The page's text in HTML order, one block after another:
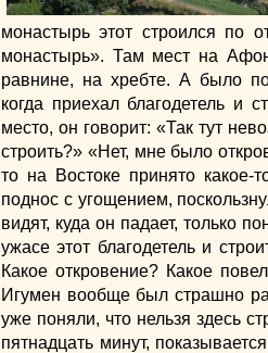
монастырь этот строился по
монастырь». Там мест на
равнине, на хребте. А было
когда приехал благодетель и
место, он говорит: «Так тут
строить?» «Нет, мне было
то на Востоке принято
поднос с угощением,
видят, куда он падает, только
ужасе этот благодетель и
Какое откровение? Какое
Игумен вообще был страшно
уже поняли, что нельзя здесь
пятнадцать минут,